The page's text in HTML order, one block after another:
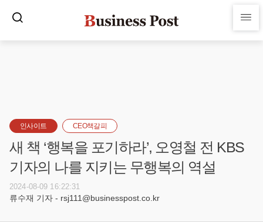
인사이트 CEO책갈피
새 책 ‘행복을 포기하라’, 오영철 전 KBS
기자의 나를 지키는 무행복의 역설
2024-08-09 16:22:31
류수재 기자 - rsj111@businesspost.co.kr